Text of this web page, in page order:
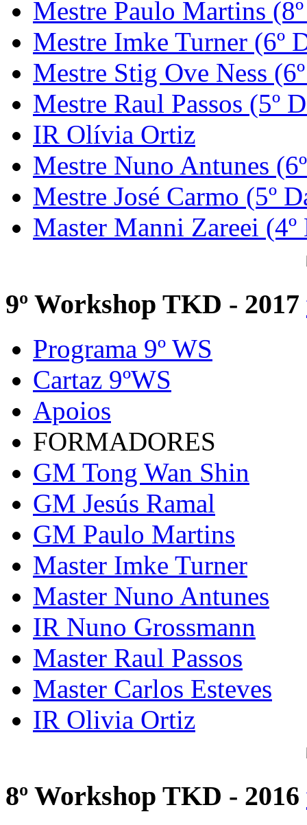
Mestre Paulo Martins
Mestre Imke Turner (6º
Mestre Stig Ove Ness
Mestre Raul Passos (5º
IR Olívia Ortiz
Mestre Nuno Antunes
Mestre José Carmo (5º
Master Manni Zareei (4º
9º Workshop TKD - 2017
Programa 9º WS
Cartaz 9ºWS
Apoios
FORMADORES
GM Tong Wan Shin
GM Jesús Ramal
GM Paulo Martins
Master Imke Turner
Master Nuno Antunes
IR Nuno Grossmann
Master Raul Passos
Master Carlos Esteves
IR Olivia Ortiz
8º Workshop TKD - 2016